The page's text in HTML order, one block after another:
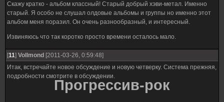
Скажу кратко - альбом классный! Старый добрый хэви-метал. Именно
старый. Я особо не слушал олдовые альбомы и группы но именно этот
альбом меня поразил. Он очень разнообразный, и интересный.
Извиняюсь что так коротко просто времени осталось мало.
[11] Vollmond [2011-03-26, 0:59:48]
Итак, встречайте новое обсуждение и новую четверку. Система прежняя,
подробности смотрите в обсуждении.
Прогрессив-рок